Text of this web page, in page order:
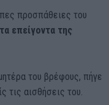
προσπάθειες του
επείγοντα της
του βρέφους, πήγε
τις αισθήσεις του.